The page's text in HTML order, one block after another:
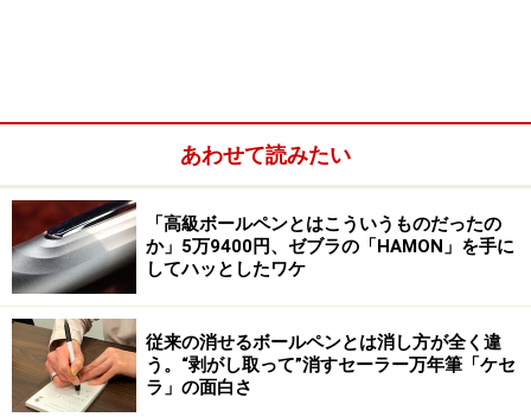
あわせて読みたい
「高級ボールペンとはこういうものだったの
か」5万9400円、ゼブラの「HAMON」を手に
してハッとしたワケ
従来の消せるボールペンとは消し方が全く違
う。“剥がし取って”消すセーラー万年筆「ケセ
ラ」の面白さ